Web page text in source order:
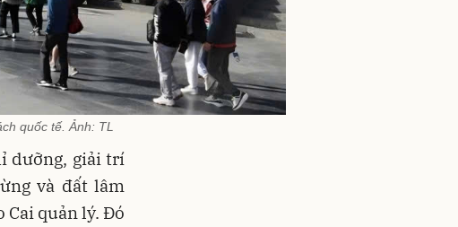
quốc tế. Ảnh: TL
dưỡng, giải trí
và đất lâm
Cai quản lý. Đó